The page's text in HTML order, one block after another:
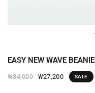
EASY NEW WAVE BEANIE
₩34,000 ₩27,200 SALE